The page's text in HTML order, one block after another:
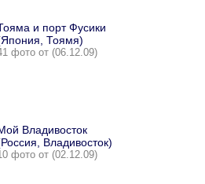
и порт Фусики
Тоямя)
фото от (06.12.09)
Владивосток
Владивосток)
фото от (02.12.09)